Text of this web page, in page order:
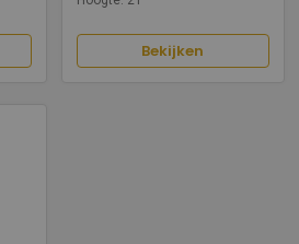
Bekijken